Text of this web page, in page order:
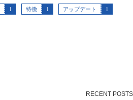
1 特徴 1 アップデート
1